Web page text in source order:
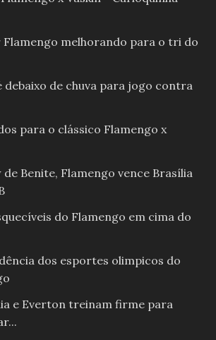
Flamengo melhorando para o tri do
debaixo de chuva para jogo contra
para o clássico Flamengo x
de Benite, Flamengo vence Brasília
do Flamengo em cima do
dos esportes olimpicos do
e Everton treinam firme para